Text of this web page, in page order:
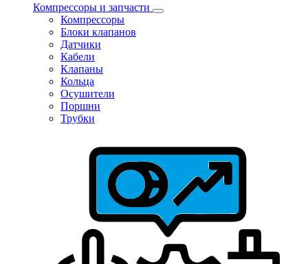
Компрессоры и запчасти
Компрессоры
Блоки клапанов
Датчики
Кабели
Клапаны
Кольца
Осушители
Поршни
Трубки